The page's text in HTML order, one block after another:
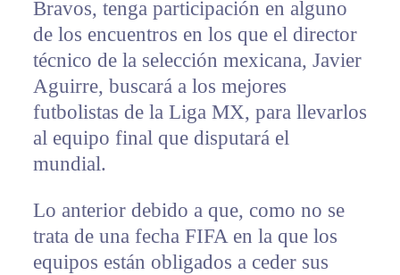
Bravos, tenga participación en alguno
de los encuentros en los que el director
técnico de la selección mexicana, Javier
Aguirre, buscará a los mejores
futbolistas de la Liga MX, para llevarlos
al equipo final que disputará el
mundial.
Lo anterior debido a que, como no se
trata de una fecha FIFA en la que los
equipos están obligados a ceder sus